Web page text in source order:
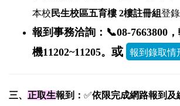
本校 民生校區五育樓 2樓註冊組登
報到事務洽詢：📞08-7663800，
機11202~11205。 或
三、 正取生報到： ✅依限完成網路報到及